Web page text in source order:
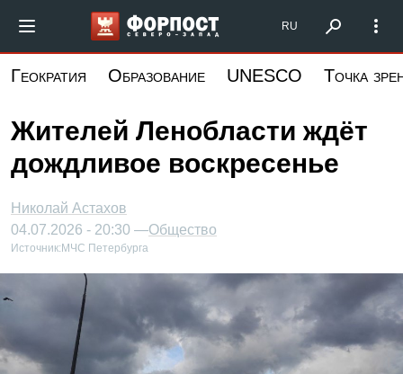
основному
Форпост Северо-Запад
RU
Геократия Образование UNESCO Точка
Жителей Ленобласти ждёт
дождливое воскресенье
Николай Астахов
04.07.2026 - 20:30 —Общество
Источник: МЧС Петербурга